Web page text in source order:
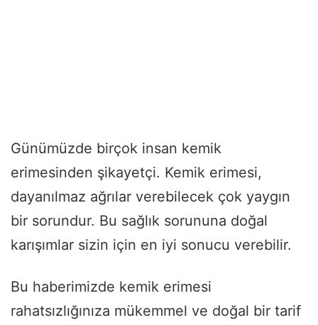
Günümüzde birçok insan kemik
erimesinden şikayetçi. Kemik erimesi,
dayanılmaz ağrılar verebilecek çok yaygın
bir sorundur. Bu sağlık sorununa doğal
karışımlar sizin için en iyi sonucu verebilir.
Bu haberimizde kemik erimesi
rahatsızlığınıza mükemmel ve doğal bir tarif